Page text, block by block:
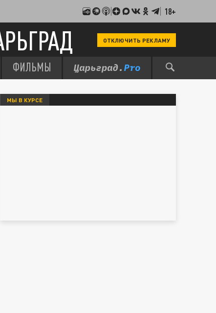
18+
ОТКЛЮЧИТЬ РЕКЛАМУ
ФИЛЬМЫ
МЫ В КУРСЕ